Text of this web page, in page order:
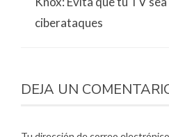
ciberataques
DEJA UN